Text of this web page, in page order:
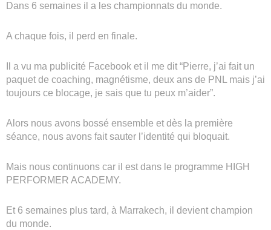
Dans 6 semaines il a les championnats du monde.
A chaque fois, il perd en finale.
Il a vu ma publicité Facebook et il me dit “Pierre, j’ai fait un
paquet de coaching, magnétisme, deux ans de PNL mais j’ai
toujours ce blocage, je sais que tu peux m’aider”.
Alors nous avons bossé ensemble et dès la première
séance, nous avons fait sauter l’identité qui bloquait.
Mais nous continuons car il est dans le programme HIGH
PERFORMER ACADEMY.
Et 6 semaines plus tard, à Marrakech, il devient champion
du monde.